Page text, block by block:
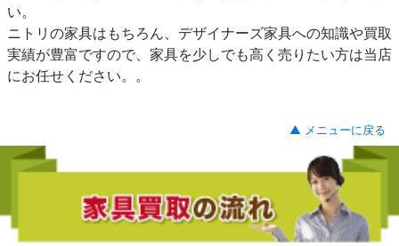
い。
ニトリの家具はもちろん、デザイナーズ家具への知識や買取
実績が豊富ですので、家具を少しでも高く売りたい方は当店
にお任せください。。
▲ メニューに戻る